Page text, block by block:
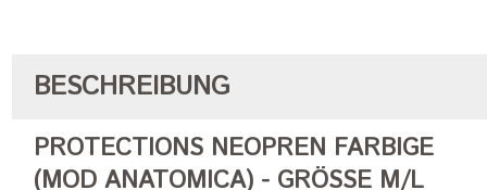
BESCHREIBUNG
PROTECTIONS NEOPREN FARBIGE
(MOD ANATOMICA) - GRÖSSE M/L